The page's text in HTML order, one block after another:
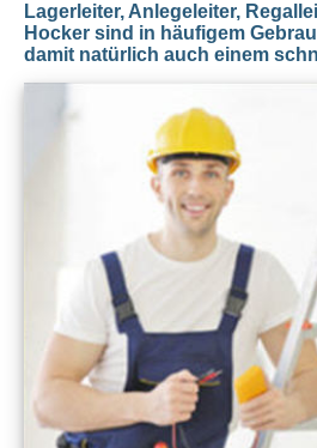
Lagerleiter, Anlegeleiter,
Hocker sind in häufigem
damit natürlich auch einem